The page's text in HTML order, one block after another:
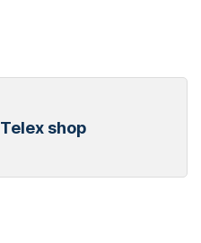
Telex shop